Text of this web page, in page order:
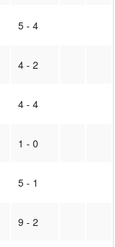
5 - 4
4 - 2
4 - 4
1 - 0
5 - 1
9 - 2